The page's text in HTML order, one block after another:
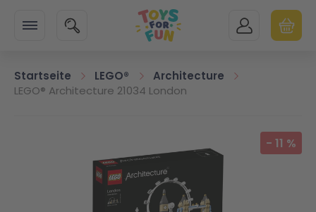
SUCHE MEIN KONTO
Startseite LEGO®
Architecture
LEGO® Architecture 21034 London
- 11 %